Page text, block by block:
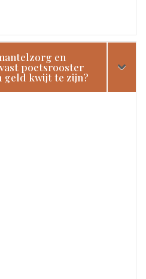
en
poetsrooster
geld kwijt te zijn?